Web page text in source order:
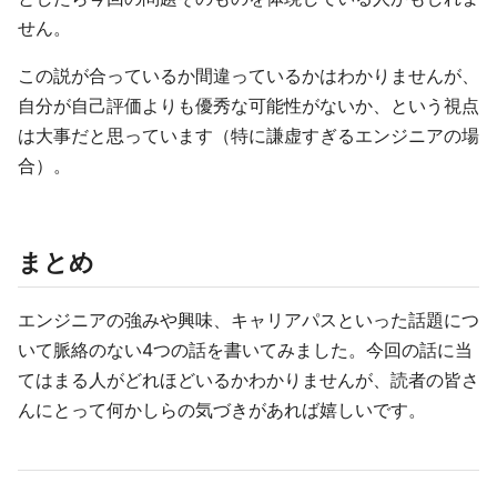
せん。
この説が合っているか間違っているかはわかりませんが、
自分が自己評価よりも優秀な可能性がないか、という視点
は大事だと思っています（特に謙虚すぎるエンジニアの場
合）。
まとめ
エンジニアの強みや興味、キャリアパスといった話題につ
いて脈絡のない4つの話を書いてみました。今回の話に当
てはまる人がどれほどいるかわかりませんが、読者の皆さ
んにとって何かしらの気づきがあれば嬉しいです。